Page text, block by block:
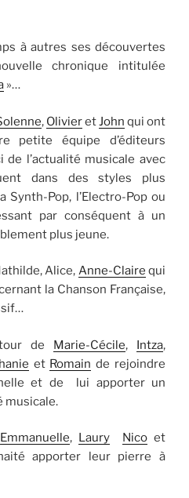
à autres ses découvertes
chronique intitulée
»…
, OlivieretJohn qui ont
petite équipe d’éditeurs
l’actualité musicale avec
dans des styles plus
Pop, l’Electro-Pop ou
par conséquent à un
plus jeune.
Alice, Anne-Claire qui
la Chanson Française,
de Marie-Cécile, Intza,
et Romain de rejoindre
et de lui apporter un
musicale.
Emmanuelle, Laury Nicoet
apporter leur pierre à